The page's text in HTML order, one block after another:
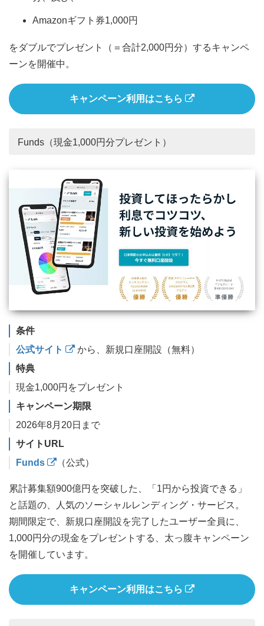
Amazonギフト券1,000円
をダブルでプレゼント（＝合計2,000円分）するキャンペ
ーンを開催中。
キャンペーン利用はこちら
Funds（現金1,000円分プレゼント）
条件
公式サイト
から、新規口座開設（無料）
特典
現金1,000円をプレゼント
キャンペーン期限
2026年8月20日まで
サイトURL
Funds
（公式）
累計募集額900億円を突破した、「1円から投資できる」
と話題の、人気のソーシャルレンディング・サービス。
期間限定で、新規口座開設を完了したユーザー全員に、
1,000円分の現金をプレゼントする、太っ腹キャンペーン
を開催しています。
キャンペーン利用はこちら